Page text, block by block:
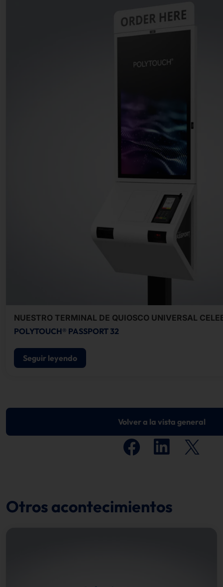
NUESTRO TERMINAL DE QUIOSCO UNIVERSAL
POLYTOUCH® PASSPORT 32
Seguir leyendo
Volver a la vista general
Otros acontecimientos